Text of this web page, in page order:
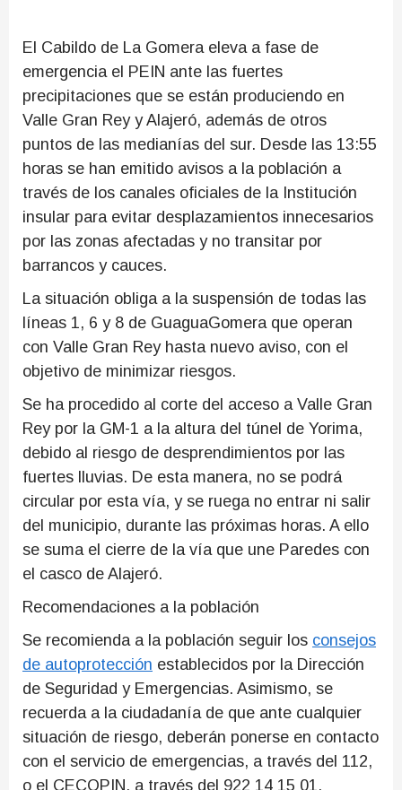
El Cabildo de La Gomera eleva a fase de
emergencia el PEIN ante las fuertes
precipitaciones que se están produciendo en
Valle Gran Rey y Alajeró, además de otros
puntos de las medianías del sur. Desde las 13:55
horas se han emitido avisos a la población a
través de los canales oficiales de la Institución
insular para evitar desplazamientos innecesarios
por las zonas afectadas y no transitar por
barrancos y cauces.
La situación obliga a la suspensión de todas las
líneas 1, 6 y 8 de GuaguaGomera que operan
con Valle Gran Rey hasta nuevo aviso, con el
objetivo de minimizar riesgos.
Se ha procedido al corte del acceso a Valle Gran
Rey por la GM-1 a la altura del túnel de Yorima,
debido al riesgo de desprendimientos por las
fuertes lluvias. De esta manera, no se podrá
circular por esta vía, y se ruega no entrar ni salir
del municipio, durante las próximas horas. A ello
se suma el cierre de la vía que une Paredes con
el casco de Alajeró.
Recomendaciones a la población
Se recomienda a la población seguir los consejos
de autoprotección establecidos por la Dirección
de Seguridad y Emergencias. Asimismo, se
recuerda a la ciudadanía de que ante cualquier
situación de riesgo, deberán ponerse en contacto
con el servicio de emergencias, a través del 112,
o el CECOPIN, a través del 922 14 15 01.